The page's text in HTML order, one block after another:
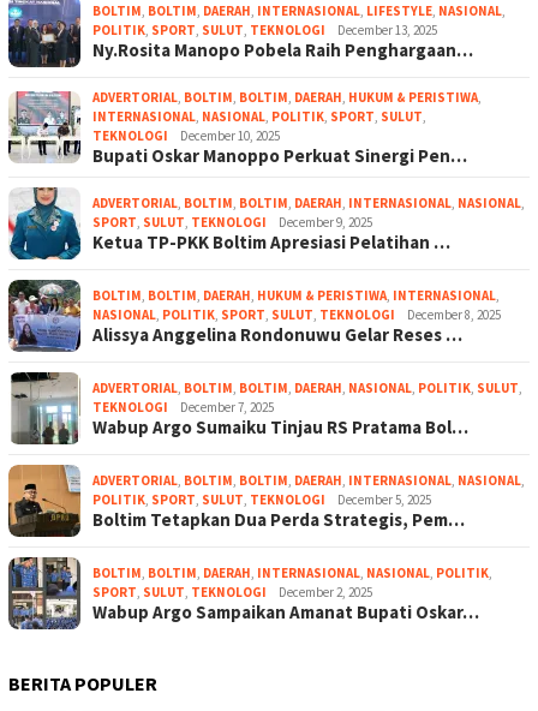
BOLTIM, BOLTIM, DAERAH, INTERNASIONAL, LIFESTYLE, NASIONAL,
POLITIK, SPORT, SULUT, TEKNOLOGI December 13, 2025
Ny.Rosita Manopo Pobela Raih Penghargaan…
ADVERTORIAL, BOLTIM, BOLTIM, DAERAH, HUKUM & PERISTIWA,
INTERNASIONAL, NASIONAL, POLITIK, SPORT, SULUT,
TEKNOLOGI
December 10, 2025
Bupati Oskar Manoppo Perkuat Sinergi Pen…
ADVERTORIAL, BOLTIM, BOLTIM, DAERAH, INTERNASIONAL, NASIONAL,
SPORT, SULUT, TEKNOLOGI December 9, 2025
Ketua TP-PKK Boltim Apresiasi Pelatihan …
BOLTIM, BOLTIM, DAERAH, HUKUM & PERISTIWA, INTERNASIONAL,
NASIONAL, POLITIK, SPORT, SULUT, TEKNOLOGI December 8, 2025
Alissya Anggelina Rondonuwu Gelar Reses …
ADVERTORIAL, BOLTIM, BOLTIM, DAERAH, NASIONAL, POLITIK, SULUT,
TEKNOLOGI
December 7, 2025
Wabup Argo Sumaiku Tinjau RS Pratama Bol…
ADVERTORIAL, BOLTIM, BOLTIM, DAERAH, INTERNASIONAL, NASIONAL,
POLITIK, SPORT, SULUT, TEKNOLOGI December 5, 2025
Boltim Tetapkan Dua Perda Strategis, Pem…
BOLTIM, BOLTIM, DAERAH, INTERNASIONAL, NASIONAL, POLITIK,
SPORT, SULUT, TEKNOLOGI December 2, 2025
Wabup Argo Sampaikan Amanat Bupati Oskar…
BERITA POPULER